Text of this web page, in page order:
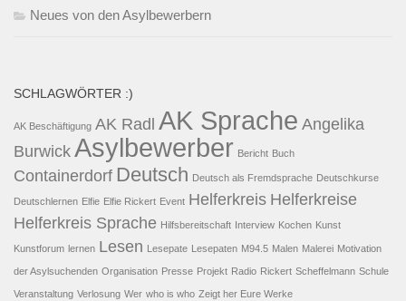
Neues von den Asylbewerbern
SCHLAGWÖRTER :)
AK Beschäftigung AK Radl AK Sprache Angelika
Burwick Asylbewerber Bericht Buch
Containerdorf Deutsch Deutsch als Fremdsprache Deutschkurse
Deutschlernen Elfie Elfie Rickert Event Helferkreis Helferkreise
Helferkreis Sprache Hilfsbereitschaft Interview Kochen Kunst
Kunstforum lernen Lesen Lesepate Lesepaten M94.5 Malen Malerei Motivation
der Asylsuchenden Organisation Presse Projekt Radio Rickert Scheffelmann Schule
Veranstaltung Verlosung Wer who is who Zeigt her Eure Werke